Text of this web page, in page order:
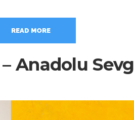
READ MORE
Anadolu